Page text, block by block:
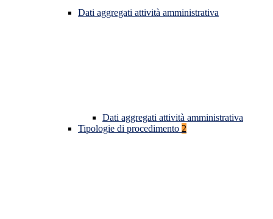
Dati aggregati attività amministrativa
Dati aggregati attività amministrativa
Tipologie di procedimento 2